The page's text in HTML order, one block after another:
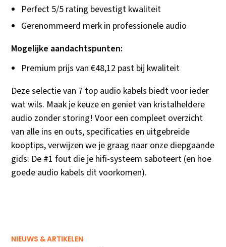
Perfect 5/5 rating bevestigt kwaliteit
Gerenommeerd merk in professionele audio
Mogelijke aandachtspunten:
Premium prijs van €48,12 past bij kwaliteit
Deze selectie van 7 top audio kabels biedt voor ieder
wat wils. Maak je keuze en geniet van kristalheldere
audio zonder storing! Voor een compleet overzicht
van alle ins en outs, specificaties en uitgebreide
kooptips, verwijzen we je graag naar onze diepgaande
gids: De #1 fout die je hifi-systeem saboteert (en hoe
goede audio kabels dit voorkomen).
NIEUWS & ARTIKELEN